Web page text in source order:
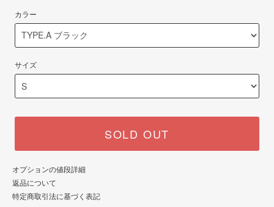
カラー
サイズ
SOLD OUT
オプションの値段詳細
返品について
特定商取引法に基づく表記